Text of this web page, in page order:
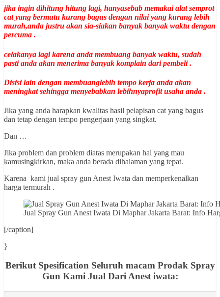
jika ingin dihitung hitung lagi, hanyasebab memakai alat semprot
cat yang bermutu kurang bagus dengan nilai yang kurang lebih
murah,anda justru akan sia-siakan banyak banyak waktu dengan
percuma .
celakanya lagi karena anda membuang banyak waktu, sudah
pasti anda akan menerima banyak komplain dari pembeli .
Disisi lain dengan membuanglebih tempo kerja anda akan
meningkat sehingga menyebabkan lebihnyaprofit usaha anda .
Jika yang anda harapkan kwalitas hasil pelapisan cat yang bagus
dan tetap dengan tempo pengerjaan yang singkat.
Dan …
Jika problem dan problem diatas merupakan hal yang mau
kamusingkirkan, maka anda berada dihalaman yang tepat.
Karena kami jual spray gun Anest Iwata dan memperkenalkan
harga termurah .
Jual Spray Gun Anest Iwata Di Maphar Jakarta Barat: Info
[/caption]
}
Berikut Spesification Seluruh macam Prodak Spray
Gun Kami Jual Dari Anest iwata: